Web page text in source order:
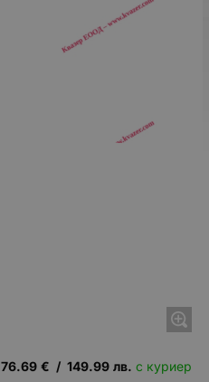
76.69 € / 149.99 лв. с куриер